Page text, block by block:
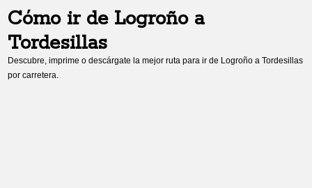
Cómo ir de Logroñoa
Tordesillas
Descubre, imprime o descárgate la mejor ruta para ir de Logroño aTordesillas
por carretera.